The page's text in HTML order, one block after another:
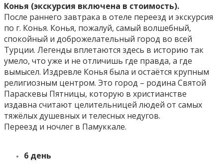
Конья (экскурсия включена в стоимость).
После раннего завтрака в отеле переезд и экскурсия
по г. Конья. Конья, пожалуй, самый волшебный,
спокойный и доброжелательный город во всей
Турции. Легенды вплетаются здесь в историю так
умело, что уже и не отличишь где правда, а где
вымысел. Издревле Конья была и остаётся крупным
религиозным центром. Это город – родина Святой
Параскевы Пятницы, которую в христианстве
издавна считают целительницей людей от самых
тяжёлых душевных и телесных недугов.
Переезд и ночлег в Памуккале.
6 день